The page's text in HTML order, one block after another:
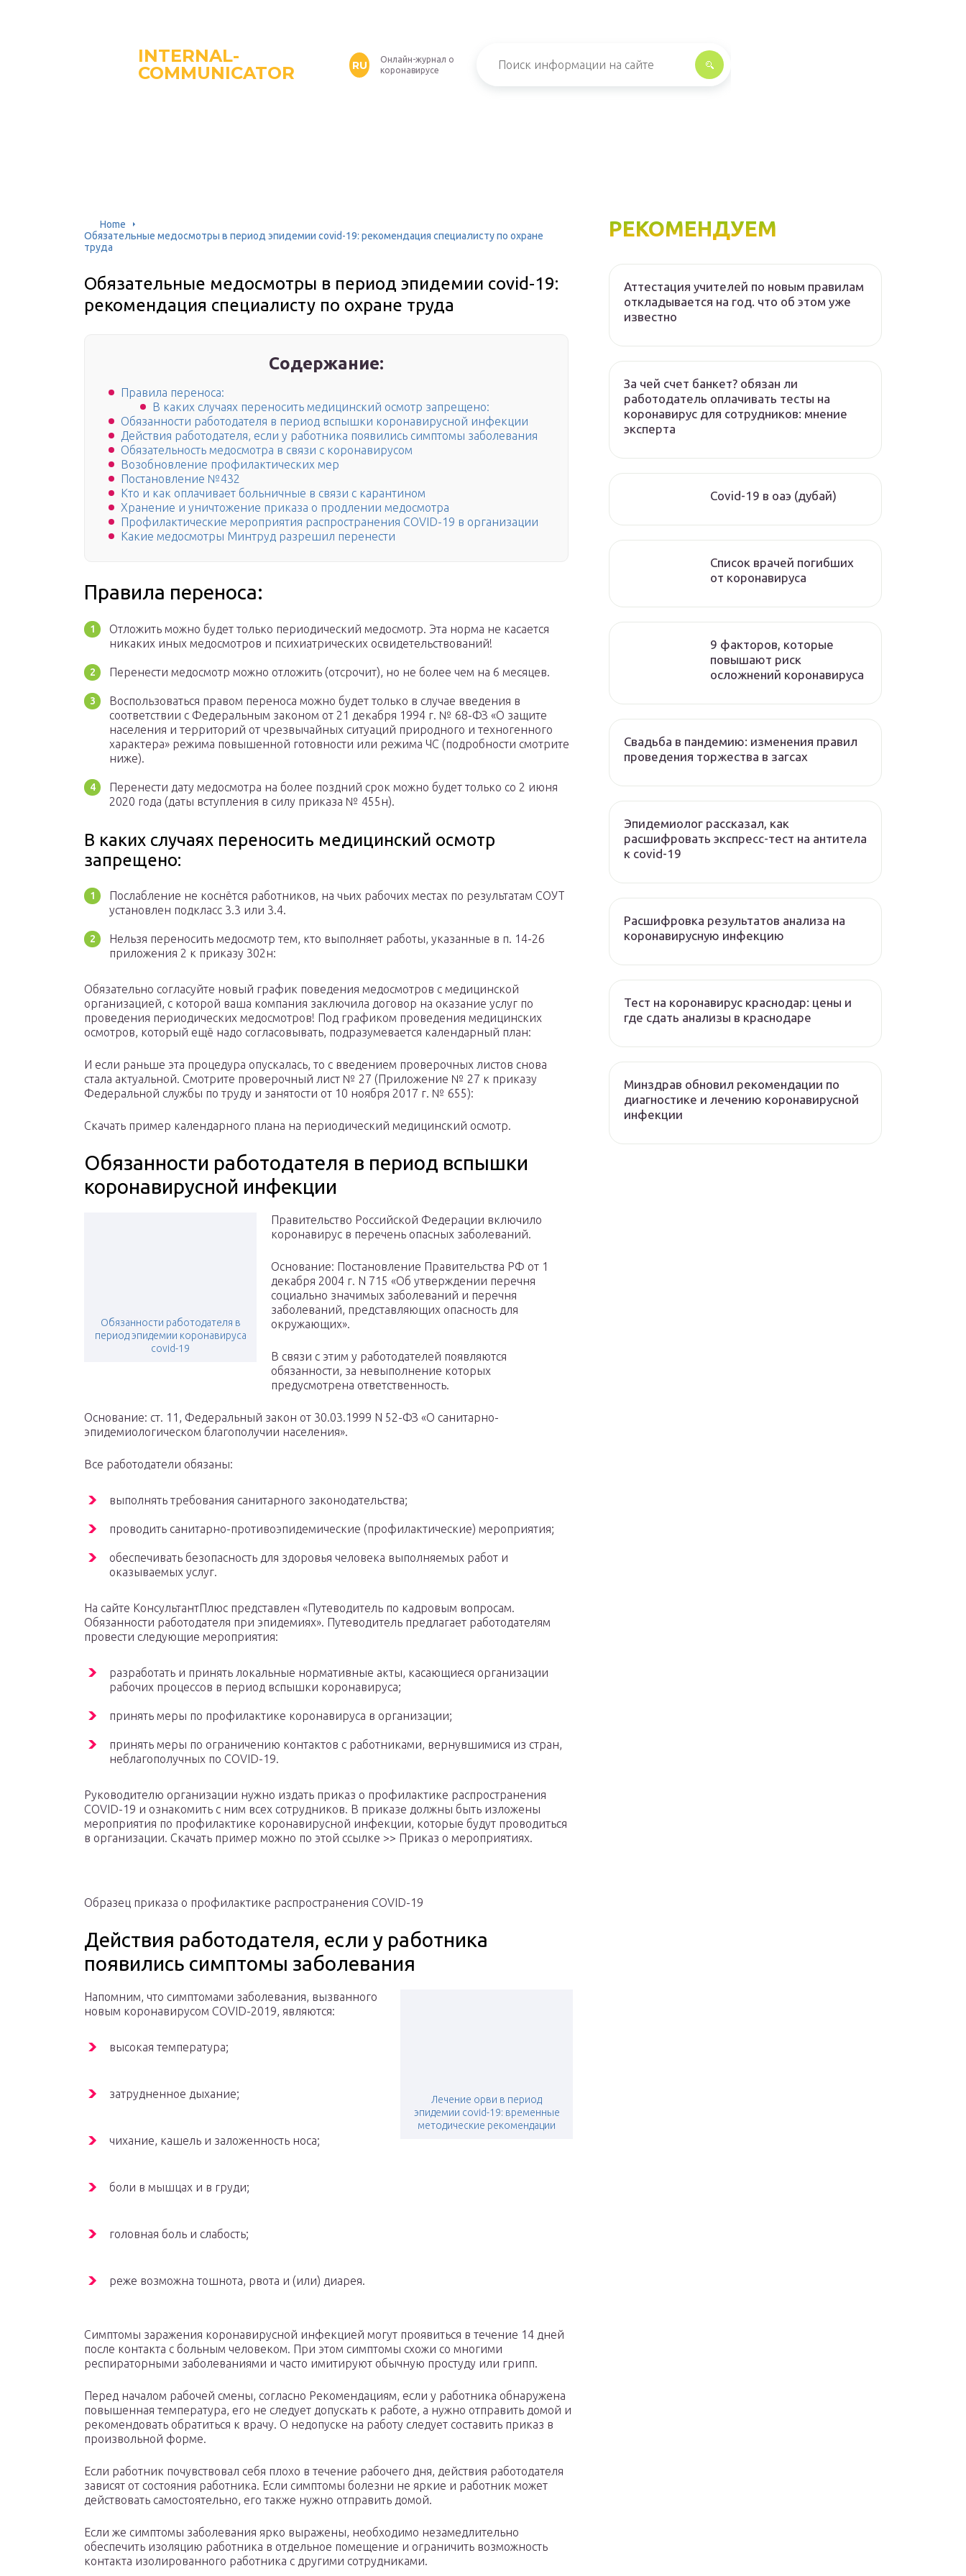
INTERNAL-
COMMUNICATOR
RU
Онлайн-журнал о
коронавирусе
Home
Обязательные медосмотры в период эпидемии covid-19: рекомендация специалисту по охране
труда
Обязательные медосмотры в период эпидемии covid-19:
рекомендация специалисту по охране труда
Содержание:
Правила переноса:
В каких случаях переносить медицинский осмотр запрещено:
Обязанности работодателя в период вспышки коронавирусной инфекции
Действия работодателя, если у работника появились симптомы заболевания
Обязательность медосмотра в связи с коронавирусом
Возобновление профилактических мер
Постановление №432
Кто и как оплачивает больничные в связи с карантином
Хранение и уничтожение приказа о продлении медосмотра
Профилактические мероприятия распространения COVID-19 в организации
Какие медосмотры Минтруд разрешил перенести
Правила переноса:
Отложить можно будет только периодический медосмотр. Эта норма не касается
никаких иных медосмотров и психиатрических освидетельствований!
Перенести медосмотр можно отложить (отсрочит), но не более чем на 6 месяцев.
Воспользоваться правом переноса можно будет только в случае введения в
соответствии с Федеральным законом от 21 декабря 1994 г. № 68-ФЗ «О защите
населения и территорий от чрезвычайных ситуаций природного и техногенного
характера» режима повышенной готовности или режима ЧС (подробности смотрите
ниже).
Перенести дату медосмотра на более поздний срок можно будет только со 2 июня
2020 года (даты вступления в силу приказа № 455н).
В каких случаях переносить медицинский осмотр
запрещено:
Послабление не коснётся работников, на чьих рабочих местах по результатам СОУТ
установлен подкласс 3.3 или 3.4.
Нельзя переносить медосмотр тем, кто выполняет работы, указанные в п. 14-26
приложения 2 к приказу 302н:
Обязательно согласуйте новый график поведения медосмотров с медицинской
организацией, с которой ваша компания заключила договор на оказание услуг по
проведения периодических медосмотров! Под графиком проведения медицинских
осмотров, который ещё надо согласовывать, подразумевается календарный план:
И если раньше эта процедура опускалась, то с введением проверочных листов снова
стала актуальной. Смотрите проверочный лист № 27 (Приложение № 27 к приказу
Федеральной службы по труду и занятости от 10 ноября 2017 г. № 655):
Скачать пример календарного плана на периодический медицинский осмотр.
Обязанности работодателя в период вспышки
коронавирусной инфекции
Обязанности работодателя в
период эпидемии коронавируса
covid-19
Правительство Российской Федерации включило
коронавирус в перечень опасных заболеваний.
Основание: Постановление Правительства РФ от 1
декабря 2004 г. N 715 «Об утверждении перечня
социально значимых заболеваний и перечня
заболеваний, представляющих опасность для
окружающих».
В связи с этим у работодателей появляются
обязанности, за невыполнение которых
предусмотрена ответственность.
Основание: ст. 11, Федеральный закон от 30.03.1999 N 52-ФЗ «О санитарно-
эпидемиологическом благополучии населения».
Все работодатели обязаны:
выполнять требования санитарного законодательства;
проводить санитарно-противоэпидемические (профилактические) мероприятия;
обеспечивать безопасность для здоровья человека выполняемых работ и
оказываемых услуг.
На сайте КонсультантПлюс представлен «Путеводитель по кадровым вопросам.
Обязанности работодателя при эпидемиях». Путеводитель предлагает работодателям
провести следующие мероприятия:
разработать и принять локальные нормативные акты, касающиеся организации
рабочих процессов в период вспышки коронавируса;
принять меры по профилактике коронавируса в организации;
принять меры по ограничению контактов с работниками, вернувшимися из стран,
неблагополучных по COVID-19.
Руководителю организации нужно издать приказ о профилактике распространения
COVID-19 и ознакомить с ним всех сотрудников. В приказе должны быть изложены
мероприятия по профилактике коронавирусной инфекции, которые будут проводиться
в организации. Скачать пример можно по этой ссылке >> Приказ о мероприятиях.
Образец приказа о профилактике распространения COVID-19
Действия работодателя, если у работника
появились симптомы заболевания
Лечение орви в период
эпидемии covid-19: временные
методические рекомендации
Напомним, что симптомами заболевания, вызванного
новым коронавирусом COVID-2019, являются:
высокая температура;
затрудненное дыхание;
чихание, кашель и заложенность носа;
боли в мышцах и в груди;
головная боль и слабость;
реже возможна тошнота, рвота и (или) диарея.
Симптомы заражения коронавирусной инфекцией могут проявиться в течение 14 дней
после контакта с больным человеком. При этом симптомы схожи со многими
респираторными заболеваниями и часто имитируют обычную простуду или грипп.
Перед началом рабочей смены, согласно Рекомендациям, если у работника обнаружена
повышенная температура, его не следует допускать к работе, а нужно отправить домой и
рекомендовать обратиться к врачу. О недопуске на работу следует составить приказ в
произвольной форме.
Если работник почувствовал себя плохо в течение рабочего дня, действия работодателя
зависят от состояния работника. Если симптомы болезни не яркие и работник может
действовать самостоятельно, его также нужно отправить домой.
Если же симптомы заболевания ярко выражены, необходимо незамедлительно
обеспечить изоляцию работника в отдельное помещение и ограничить возможность
контакта изолированного работника с другими сотрудниками.
РЕКОМЕНДУЕМ
Аттестация учителей по новым правилам
откладывается на год. что об этом уже
известно
За чей счет банкет? обязан ли
работодатель оплачивать тесты на
коронавирус для сотрудников: мнение
эксперта
Covid-19 в оаэ (дубай)
Список врачей погибших
от коронавируса
9 факторов, которые
повышают риск
осложнений коронавируса
Свадьба в пандемию: изменения правил
проведения торжества в загсах
Эпидемиолог рассказал, как
расшифровать экспресс-тест на антитела
к covid-19
Расшифровка результатов анализа на
коронавирусную инфекцию
Тест на коронавирус краснодар: цены и
где сдать анализы в краснодаре
Минздрав обновил рекомендации по
диагностике и лечению коронавирусной
инфекции